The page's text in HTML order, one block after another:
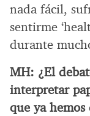
nada fácil,
sentirme
durante
MH: ¿El
interpretar
que ya hemos